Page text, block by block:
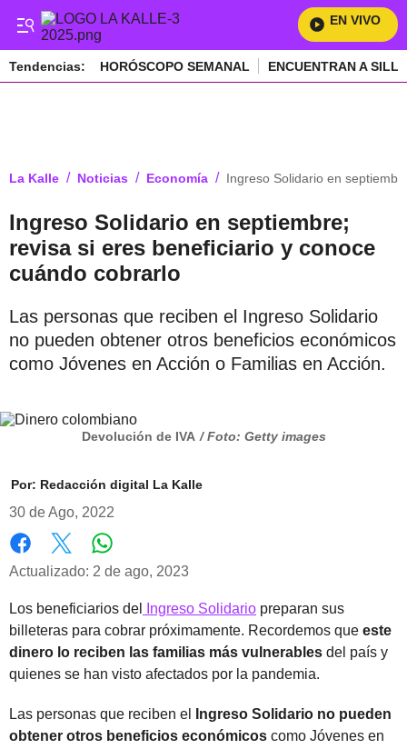
EN VIVO
Tendencias: HORÓSCOPO SEMANAL ENCUENTRAN A
La Kalle / Noticias / Economía / Ingreso Solidario en
Ingreso Solidario en septiembre;
revisa si eres beneficiario y conoce
cuándo cobrarlo
Las personas que reciben el Ingreso Solidario
no pueden obtener otros beneficios económicos
como Jóvenes en Acción o Familias en Acción.
Devolución de IVA / Foto: Getty images
Por: Redacción digital La Kalle
30 de Ago, 2022
Facebook
X
Actualizado: 2 de ago, 2023
Los beneficiarios del Ingreso Solidario preparan sus
billeteras para cobrar próximamente. Recordemos que este
dinero lo reciben las familias más vulnerables del país y
quienes se han visto afectados por la pandemia.
Las personas que reciben el
Ingreso Solidario no pueden
obtener otros beneficios económicos como Jóvenes en